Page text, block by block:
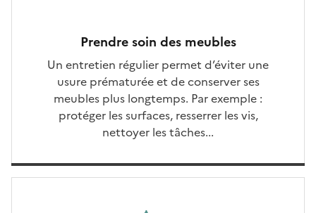
Prendre soin des meubles
Un entretien régulier permet d’éviter une
usure prématurée et de conserver ses
meubles plus longtemps. Par exemple :
protéger les surfaces, resserrer les vis,
nettoyer les tâches...